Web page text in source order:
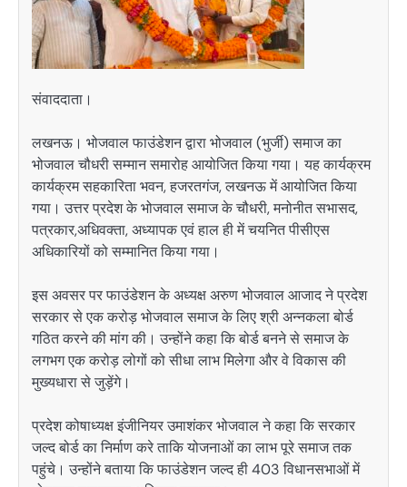
संवाददाता।
लखनऊ। भोजवाल फाउंडेशन द्वारा भोजवाल (भुर्जी) समाज का
भोजवाल चौधरी सम्मान समारोह आयोजित किया गया। यह कार्यक्रम
कार्यक्रम सहकारिता भवन, हजरतगंज, लखनऊ में आयोजित किया
गया। उत्तर प्रदेश के भोजवाल समाज के चौधरी, मनोनीत सभासद,
पत्रकार,अधिवक्ता, अध्यापक एवं हाल ही में चयनित पीसीएस
अधिकारियों को सम्मानित किया गया।
इस अवसर पर फाउंडेशन के अध्यक्ष अरुण भोजवाल आजाद ने प्रदेश
सरकार से एक करोड़ भोजवाल समाज के लिए श्री अन्नकला बोर्ड
गठित करने की मांग की। उन्होंने कहा कि बोर्ड बनने से समाज के
लगभग एक करोड़ लोगों को सीधा लाभ मिलेगा और वे विकास की
मुख्यधारा से जुड़ेंगे।
प्रदेश कोषाध्यक्ष इंजीनियर उमाशंकर भोजवाल ने कहा कि सरकार
जल्द बोर्ड का निर्माण करे ताकि योजनाओं का लाभ पूरे समाज तक
पहुंचे। उन्होंने बताया कि फाउंडेशन जल्द ही 403 विधानसभाओं में